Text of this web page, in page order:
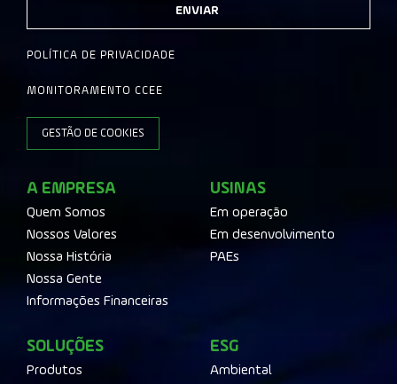
ENVIAR
POLÍTICA DE PRIVACIDADE
MONITORAMENTO CCEE
GESTÃO DE COOKIES
A EMPRESA
Quem Somos
Nossos Valores
Nossa História
Nossa Gente
Informações Financeiras
USINAS
Em operação
Em desenvolvimento
PAEs
SOLUÇÕES
Produtos
ESG
Ambiental